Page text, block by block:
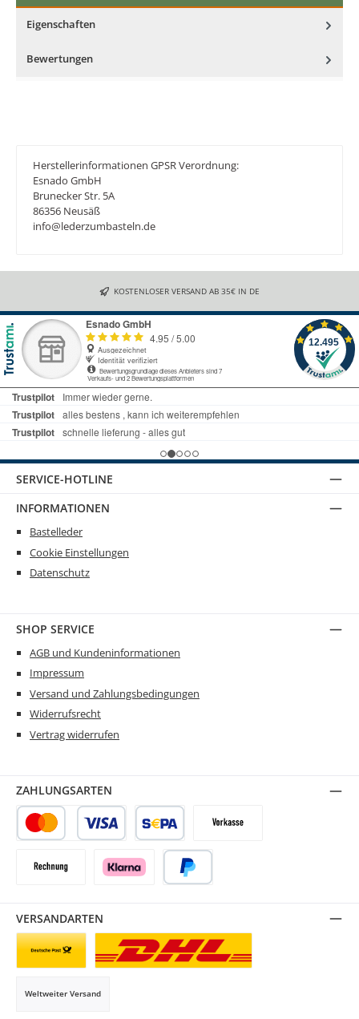
Eigenschaften
Bewertungen
Herstellerinformationen GPSR Verordnung:
Esnado GmbH
Brunecker Str. 5A
86356 Neusäß
info@lederzumbasteln.de
KOSTENLOSER VERSAND AB 35€ IN DE
SERVICE-HOTLINE
INFORMATIONEN
Bastelleder
Cookie Einstellungen
Datenschutz
SHOP SERVICE
AGB und Kundeninformationen
Impressum
Versand und Zahlungsbedingungen
Widerrufsrecht
Vertrag widerrufen
VERSANDARTEN
Weltweiter Versand
ZAHLUNGSARTEN
SEPA LastschriftVorkasse